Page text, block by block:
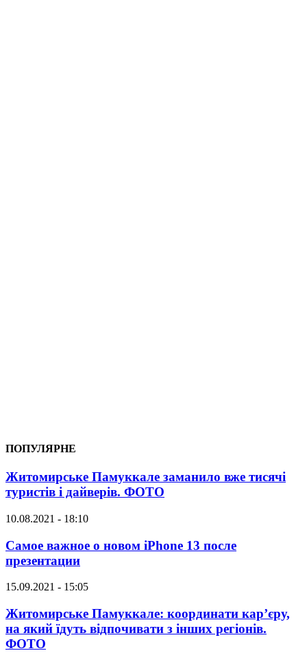
ПОПУЛЯРНЕ
Житомирське Памуккале заманило вже тисячі
туристів і дайверів. ФОТО
10.08.2021 - 18:10
Самое важное о новом iPhone 13 после
презентации
15.09.2021 - 15:05
Житомирське Памуккале: координати кар’єру,
на який їдуть відпочивати з інших регіонів.
ФОТО